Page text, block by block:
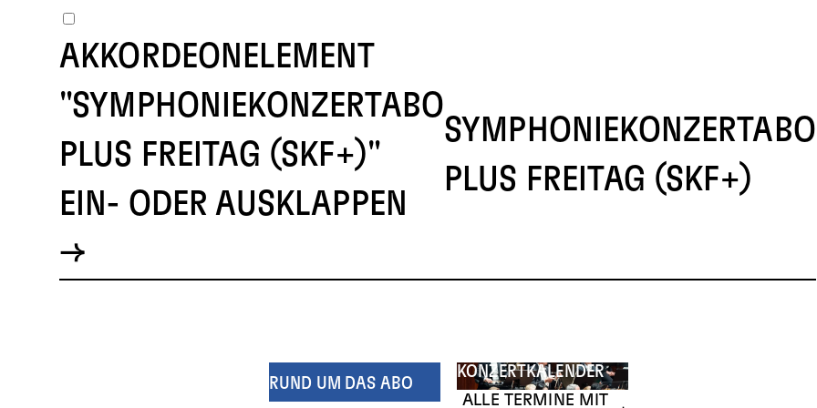
SYMPHONIEKONZERTABO
PLUS FREITAG (SKF+)
AKKORDEONELEMENT
"SYMPHONIEKONZERTABO
PLUS FREITAG (SKF+)"
EIN- ODER AUSKLAPPEN
RUND UM DAS ABO
KONZERTKALENDER
ALLE TERMINE MIT